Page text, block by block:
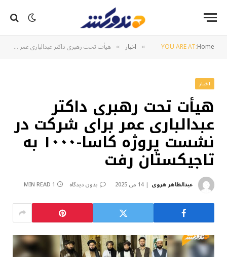
YOU ARE AT:Home
» اخبار » هیأت تحت رهبری داکتر عبدالباری عمر برای شرکت در نشست پروژه کاسا-۱۰۰۰ به تاجیکستان رفت
اخبار
هیأت تحت رهبری داکتر
عبدالباری عمر برای شرکت در
نشست پروژه کاسا-۱۰۰۰ به
تاجیکستان رفت
عبدالظاهر هروی 14 می 2025 بدون دیدگاه 1 MIN READ